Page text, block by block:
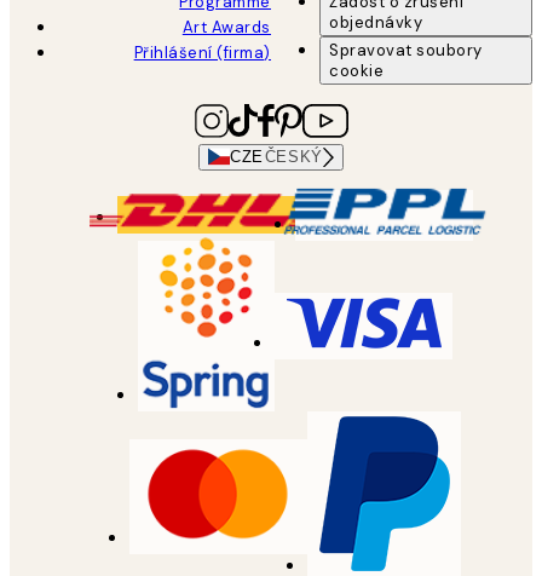
Art Awards
Přihlášení (firma)
objednávky
Spravovat soubory
cookie
CZEČESKÝ